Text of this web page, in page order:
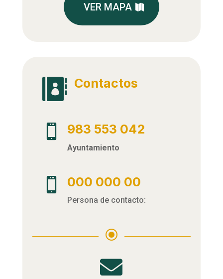
VER MAPA
 Contactos
 983 553 042
Ayuntamiento
 000 000 00
Persona de contacto:
\
